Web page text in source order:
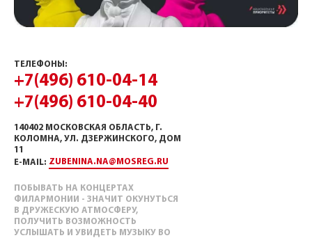
ТЕЛЕФОНЫ:
+7(496) 610-04-14
+7(496) 610-04-40
140402 МОСКОВСКАЯ ОБЛАСТЬ, Г.
КОЛОМНА, УЛ. ДЗЕРЖИНСКОГО, ДОМ
11
E-MAIL: ZUBENINA.NA@MOSREG.RU
ПОБЫВАТЬ НА КОНЦЕРТАХ
ФИЛАРМОНИИ - ЗНАЧИТ ОКУНУТЬСЯ
В ДРУЖЕСКУЮ АТМОСФЕРУ,
ПОЛУЧИТЬ ВОЗМОЖНОСТЬ
УСЛЫШАТЬ И УВИДЕТЬ МУЗЫКУ ВО